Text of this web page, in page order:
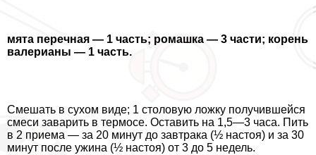
мята перечная — 1 часть; ромашка — 3 части; корень
валерианы — 1 часть.
Смешать в сухом виде; 1 столовую ложку получившейся
смеси заварить в термосе. Оставить на 1,5—3 часа. Пить
в 2 приема — за 20 минут до завтpaка (½ настоя) и за 30
минут после ужина (½ настоя) от 3 до 5 недель.